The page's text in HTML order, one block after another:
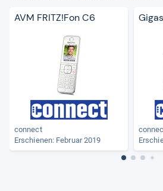
AVM FRITZ!Fon C6
connect
Erschienen: Februar 2019